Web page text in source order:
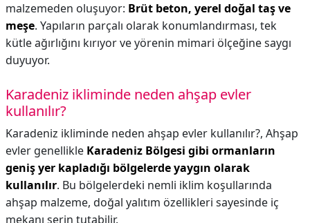
malzemeden oluşuyor: Brüt beton, yerel doğal taş ve
meşe. Yapıların parçalı olarak konumlandırması, tek
kütle ağırlığını kırıyor ve yörenin mimari ölçeğine saygı
duyuyor.
Karadeniz ikliminde neden ahşap evler
kullanılır?
Karadeniz ikliminde neden ahşap evler kullanılır?, Ahşap
evler genellikle Karadeniz Bölgesi gibi ormanların
geniş yer kapladığı bölgelerde yaygın olarak
kullanılır. Bu bölgelerdeki nemli iklim koşullarında
ahşap malzeme, doğal yalıtım özellikleri sayesinde iç
mekanı serin tutabilir.